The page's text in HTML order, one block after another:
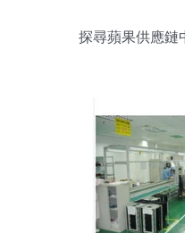
探尋蘋果供應鏈